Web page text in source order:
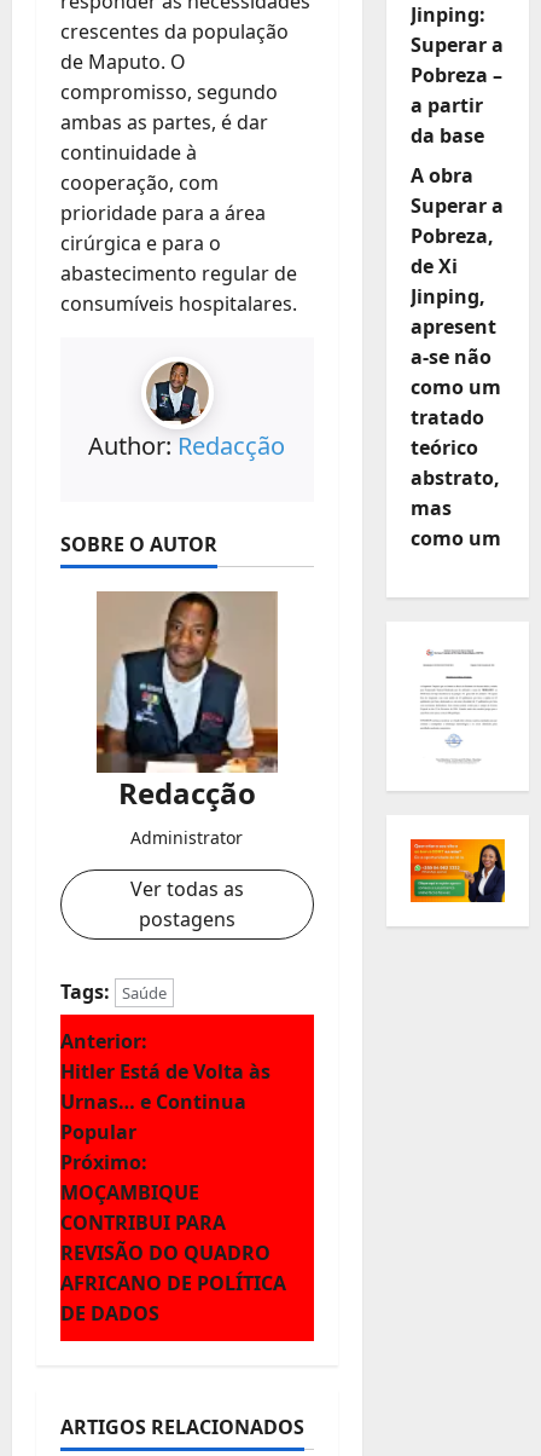
crescentes da população
de Maputo. O
compromisso, segundo
ambas as partes, é dar
continuidade à
cooperação, com
prioridade para a área
cirúrgica e para o
abastecimento regular de
consumíveis hospitalares.
Author: Redacção
SOBRE O AUTOR
Redacção
Administrator
Ver todas as
postagens
Tags: Saúde
N
a
v
e
g
a
ç
Anterior:
Hitler Está de Volta às
Urnas… e Continua
Popular
Próximo:
MOÇAMBIQUE
CONTRIBUI PARA
REVISÃO DO QUADRO
AFRICANO DE POLÍTICA
DE DADOS
ARTIGOS RELACIONADOS
Jinping:
Superar a
Pobreza –
a partir
da base
A obra
Superar a
Pobreza,
de Xi
Jinping,
apresent
a-se não
como um
tratado
teórico
abstrato,
mas
como um